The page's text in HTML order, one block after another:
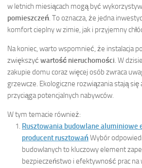
w letnich miesiącach mogą być
pomieszczeń. To oznacza, że jedna
komfort cieplny w zimie, jak i przyjemny
Na koniec, warto wspomnieć, że instalacja
zwiększyć wartość nieruchomości. W
zakupie domu coraz więcej osób zwraca
grzewcze. Ekologiczne rozwiązania stają
przyciąga potencjalnych nabywców.
W tym temacie również:
Rusztowania budowlane aluminiowe
producent rusztowańWybór
budowlanych to kluczowy element
bezpieczeństwo i efektywność prac na